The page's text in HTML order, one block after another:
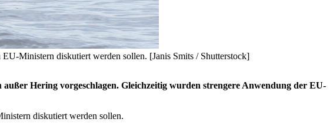
Ministern diskutiert werden sollen. [Janis Smits / Shutterstock]
Hering vorgeschlagen. Gleichzeitig wurden strengere Anwendung der EU-
diskutiert werden sollen.